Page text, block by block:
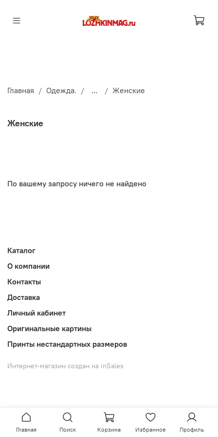
Главная Одежда. ... Женские
Женские
По вашему запросу ничего не найдено
Каталог
О компании
Контакты
Доставка
Личный кабинет
Оригинальные картины
Принты нестандартных размеров
Интернет-магазин создан на inSales
Главная Поиск Корзина Избранное Профиль